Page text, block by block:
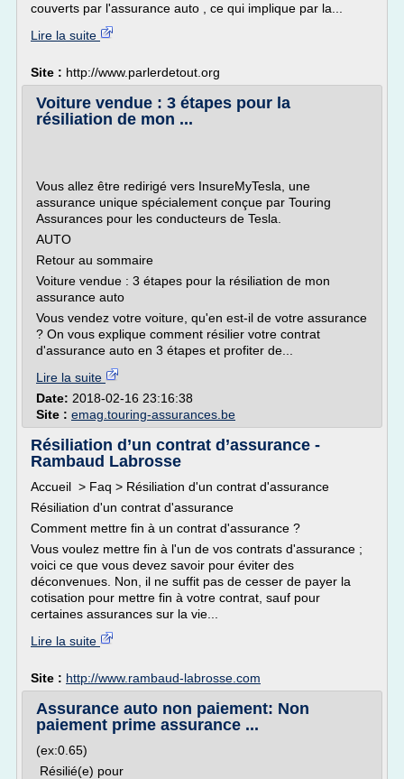
couverts par l'assurance auto , ce qui implique par la...
Lire la suite
Site : http://www.parlerdetout.org
Voiture vendue : 3 étapes pour la
résiliation de mon ...
Vous allez être redirigé vers InsureMyTesla, une
assurance unique spécialement conçue par Touring
Assurances pour les conducteurs de Tesla.
AUTO
Retour au sommaire
Voiture vendue : 3 étapes pour la résiliation de mon
assurance auto
Vous vendez votre voiture, qu'en est-il de votre assurance
? On vous explique comment résilier votre contrat
d'assurance auto en 3 étapes et profiter de...
Lire la suite
Date: 2018-02-16 23:16:38
Site : emag.touring-assurances.be
Résiliation d’un contrat d’assurance -
Rambaud Labrosse
Accueil > Faq > Résiliation d'un contrat d'assurance
Résiliation d'un contrat d'assurance
Comment mettre fin à un contrat d'assurance ?
Vous voulez mettre fin à l'un de vos contrats d'assurance ;
voici ce que vous devez savoir pour éviter des
déconvenues. Non, il ne suffit pas de cesser de payer la
cotisation pour mettre fin à votre contrat, sauf pour
certaines assurances sur la vie...
Lire la suite
Site : http://www.rambaud-labrosse.com
Assurance auto non paiement: Non
paiement prime assurance ...
(ex:0.65)
Résilié(e) pour